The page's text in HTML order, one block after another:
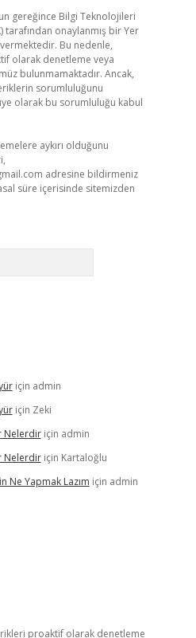
gereğince Bilgi Teknolojileri
tarafından onaylanmış bir Yer
vermektedir. Bu nedenle,
olarak denetleme veya
bulunmamaktadır. Ancak,
sorumluluğunu
olarak bu sorumluluğu kabul
aykırı olduğunu
adresine bildirmeniz
süre içerisinde sitemizden
için admin
için Zeki
Nelerdiriçin admin
Nelerdiriçin Kartaloğlu
Ne Yapmak Lazım için admin
proaktif olarak denetleme